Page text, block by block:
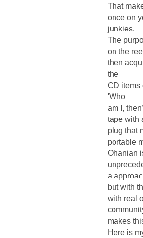
That
once on
junkies.
The
on the
then
the
CD items
'Who
am I,
tape with
plug that
portable
Ohanian
a
but with
with real
makes
Here is